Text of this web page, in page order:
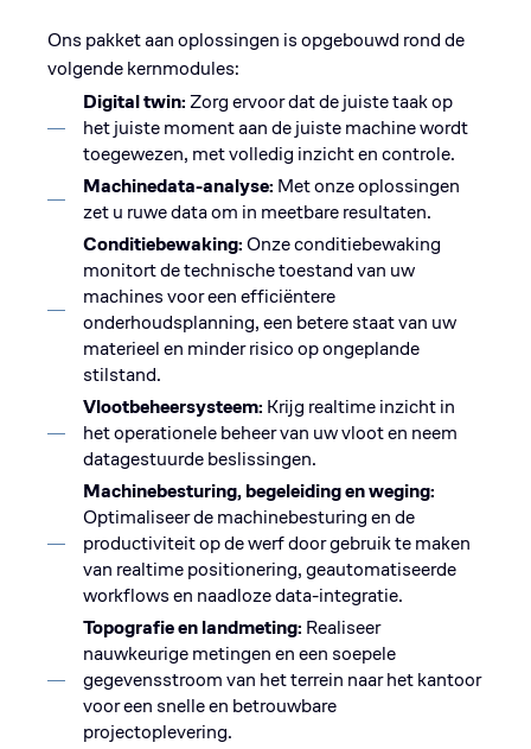
Ons pakket aan oplossingen is opgebouwd rond de
volgende kernmodules:
Digital twin:Zorg ervoor dat de juiste taak op
het juiste moment aan de juiste machine wordt
toegewezen, met volledig inzicht en controle.
Machinedata-analyse: Met onze oplossingen
zet u ruwe data om in meetbare resultaten.
Conditiebewaking:Onze conditiebewaking
monitort de technische toestand van uw
machines voor een efficiëntere
onderhoudsplanning, een betere staat van uw
materieel en minder risico op ongeplande
stilstand.
Vlootbeheersysteem: Krijg realtime inzicht in
het operationele beheer van uw vloot en neem
datagestuurde beslissingen.
Machinebesturing, begeleiding en weging:
Optimaliseer de machinebesturing en de
productiviteit op de werf door gebruik te maken
van realtime positionering, geautomatiseerde
workflows en naadloze data-integratie.
Topografie en landmeting: Realiseer
nauwkeurige metingen en een soepele
gegevensstroom van het terrein naar het kantoor
voor een snelle en betrouwbare
projectoplevering.